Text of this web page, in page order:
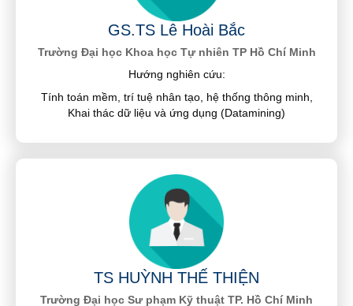
GS.TS Lê Hoài Bắc
Trường Đại học Khoa học Tự nhiên TP Hồ Chí Minh
Hướng nghiên cứu:
Tính toán mềm, trí tuệ nhân tạo, hệ thống thông minh,
Khai thác dữ liệu và ứng dụng (Datamining)
TS HUỲNH THẾ THIỆN
Trường Đại học Sư phạm Kỹ thuật TP. Hồ Chí Minh